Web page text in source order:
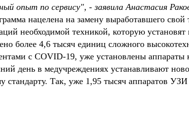
опыт по сервису", - заявила Анастасия
нацелена на замену выработавшего свой
необходимой техникой, которую установят
более 4,6 тысяч единиц сложного
с COVID-19, уже установлены аппараты
день в медучреждениях устанавливают
стандарту. Так, уже 1,95 тысяч аппаратов